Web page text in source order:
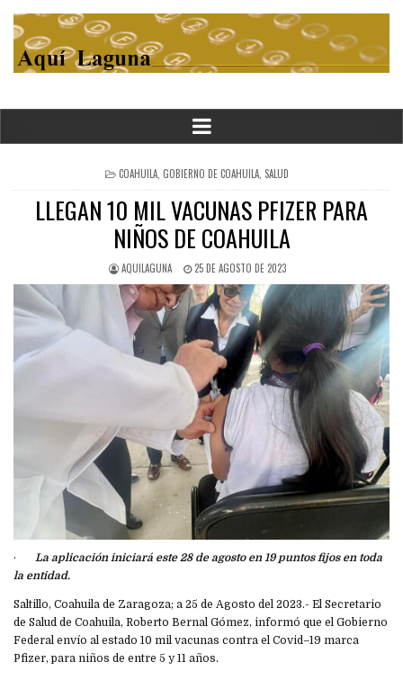
POSTED
IN
COAHUILA GOBIERNO DE COAHUILA SALUD
LLEGAN 10 MIL VACUNAS PFIZER PARA
NIÑOS DE COAHUILA
AQUILAGUNA 25 DE AGOSTO DE 2023
·
La aplicación iniciará este 28 de agosto en 19 puntos fijos en toda
la entidad.
Saltillo, Coahuila de Zaragoza; a 25 de Agosto del 2023.- El Secretario
de Salud de Coahuila, Roberto Bernal Gómez, informó que el Gobierno
Federal envío al estado 10 mil vacunas contra el Covid–19 marca
Pfizer, para niños de entre 5 y 11 años.